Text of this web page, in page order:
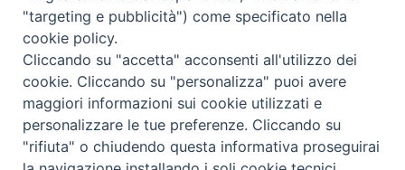
HOME DIOCESI VESCOVO CURIA VESCOVILE NEWS
APPUNTAMENTI CONTATTI SERVIZIO ANTENATI
Copyright © 2018 - 2021Diocesi di Adria Rovigo.All Rights Reserved.
"targeting e pubblicità") come specificato nella
cookie policy.
Cliccando su "accetta" acconsenti all'utilizzo dei
cookie. Cliccando su "personalizza" puoi avere
maggiori informazioni sui cookie utilizzati e
personalizzare le tue preferenze. Cliccando su
"rifiuta" o chiudendo questa informativa proseguirai